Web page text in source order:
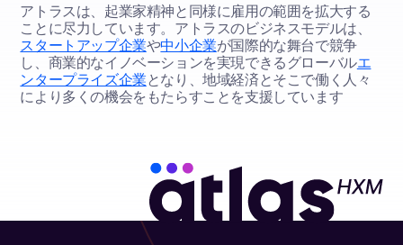
アトラスは、起業家精神と同様に雇用の範囲を拡大する
ことに尽力しています。アトラスのビジネスモデルは、
スタートアップ企業や中小企業が国際的な舞台で競争
し、商業的なイノベーションを実現できるグローバルエ
ンタープライズ企業となり、地域経済とそこで働く人々
により多くの機会をもたらすことを支援しています